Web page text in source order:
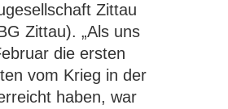
Zittau
Zittau). „Als uns
die ersten
vom Krieg in der
haben, war